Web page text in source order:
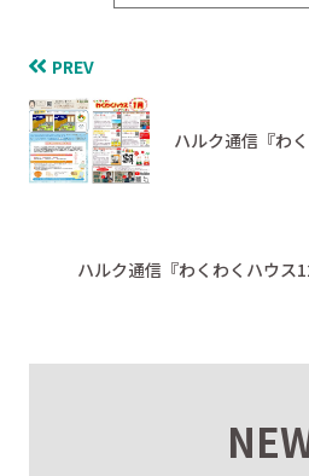
PREV
ハルク通信『わ
ハルク通信『わくわくハウス